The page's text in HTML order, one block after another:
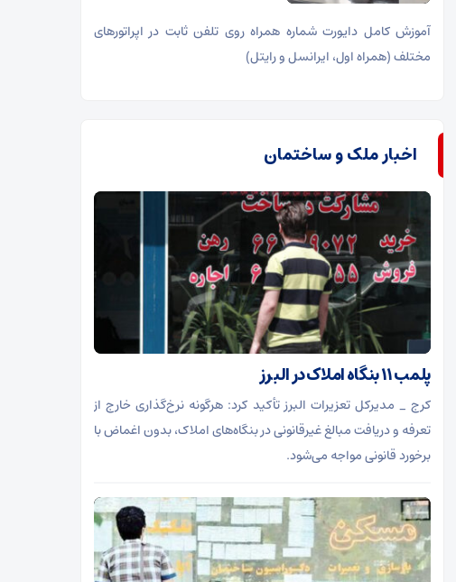
آموزش کامل دایورت شماره همراه روی تلفن ثابت در اپراتورهای
مختلف (همراه اول، ایرانسل و رایتل)
اخبار ملک و ساختمان
پلمب ۱۱ بنگاه املاک در البرز
کرج _ مدیرکل تعزیرات البرز تأکید کرد: هرگونه نرخ‌گذاری خارج از
تعرفه و دریافت مبالغ غیرقانونی در بنگاه‌های املاک، بدون اغماض با
برخورد قانونی مواجه می‌شود.